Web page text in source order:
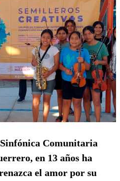
Comunitaria
en 13 años ha
el amor por su